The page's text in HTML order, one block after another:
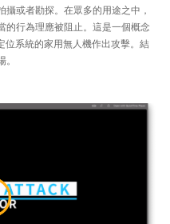
或者勘探。在眾多的用途之中，
的行為理應被阻止。這是一個概念
位系統的家用無人機作出攻擊。結